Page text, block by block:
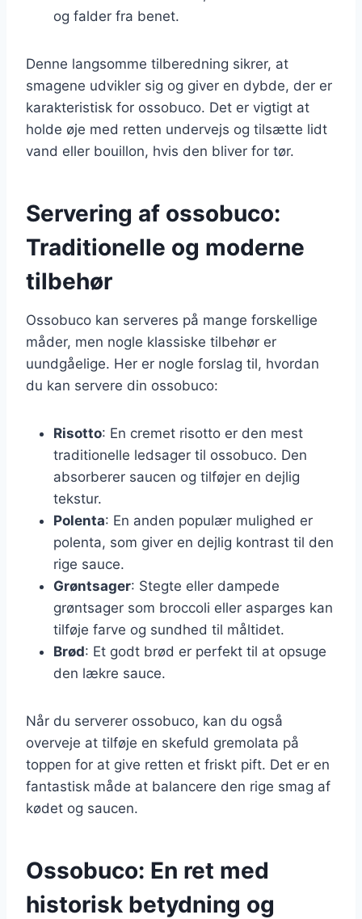
og falder fra benet.
Denne langsomme tilberedning sikrer, at
smagene udvikler sig og giver en dybde, der er
karakteristisk for ossobuco. Det er vigtigt at
holde øje med retten undervejs og tilsætte lidt
vand eller bouillon, hvis den bliver for tør.
Servering af ossobuco:
Traditionelle og moderne
tilbehør
Ossobuco kan serveres på mange forskellige
måder, men nogle klassiske tilbehør er
uundgåelige. Her er nogle forslag til, hvordan
du kan servere din ossobuco:
Risotto: En cremet risotto er den mest
traditionelle ledsager til ossobuco. Den
absorberer saucen og tilføjer en dejlig
tekstur.
Polenta: En anden populær mulighed er
polenta, som giver en dejlig kontrast til den
rige sauce.
Grøntsager: Stegte eller dampede
grøntsager som broccoli eller asparges kan
tilføje farve og sundhed til måltidet.
Brød: Et godt brød er perfekt til at opsuge
den lækre sauce.
Når du serverer ossobuco, kan du også
overveje at tilføje en skefuld gremolata på
toppen for at give retten et friskt pift. Det er en
fantastisk måde at balancere den rige smag af
kødet og saucen.
Ossobuco: En ret med
historisk betydning og